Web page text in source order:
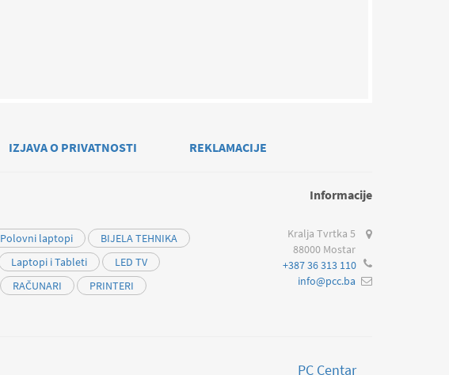
IZJAVA O PRIVATNOSTI REKLAMACIJE
Polovni laptopi
BIJELA TEHNIKA
Laptopi i Tableti
LED TV
RAČUNARI PRINTERI
Informacije
Kralja Tvrtka 5
88000 Mostar
+387 36 313 110
info@pcc.ba
PC Centar